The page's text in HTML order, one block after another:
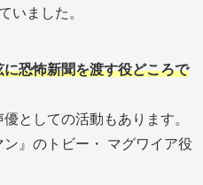
いました。
恐怖新聞を渡す役どころで
としての活動もあります。
』のトビー・ マグワイア役